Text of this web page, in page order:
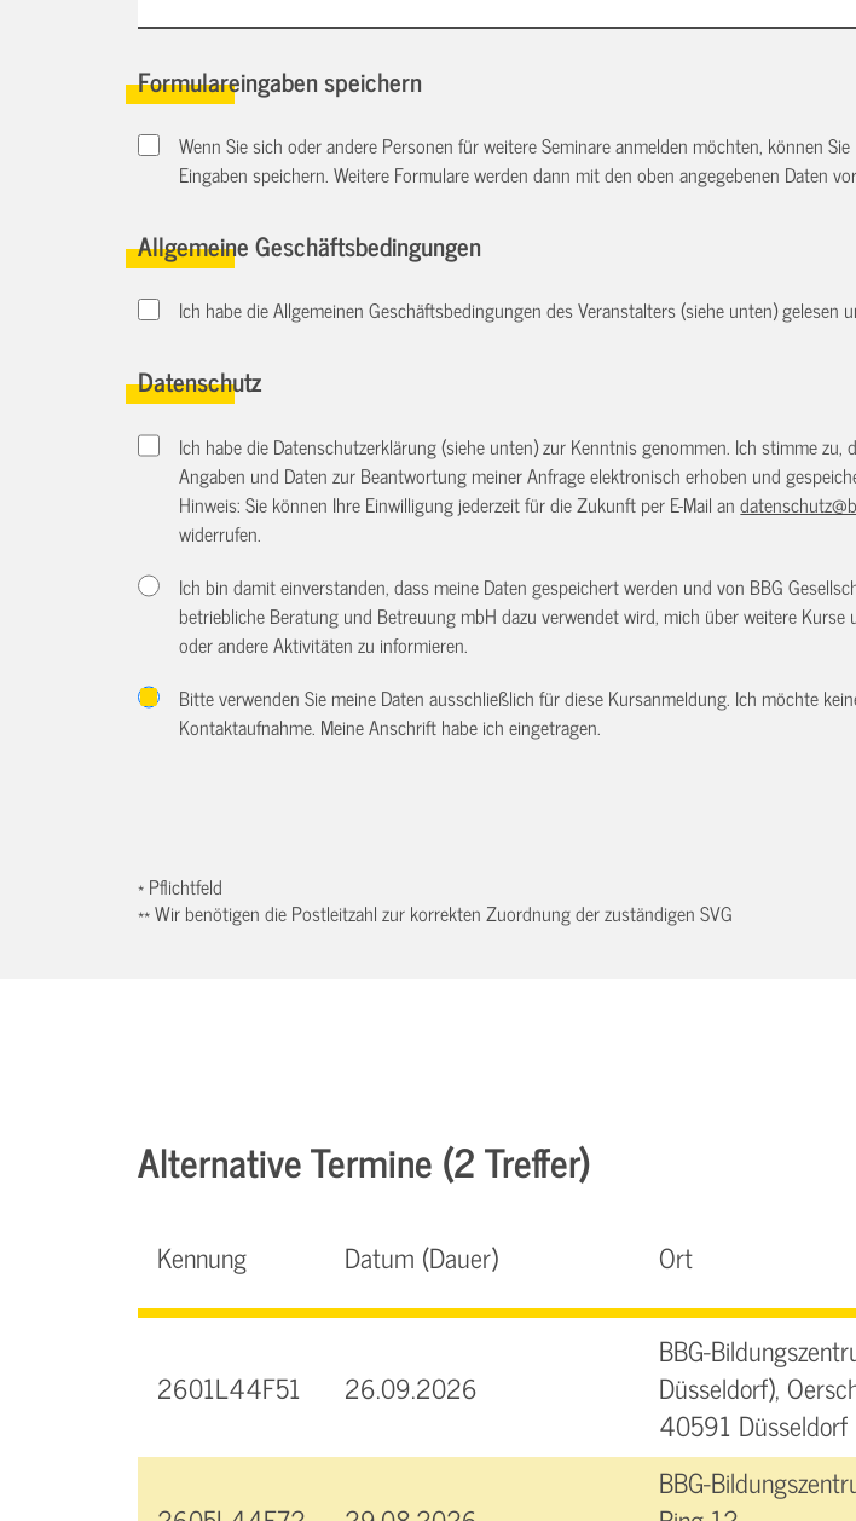
Formulareingaben speichern
Wenn Sie sich oder andere Personen für weitere Seminare anmelden möchten, können
Eingaben speichern. Weitere Formulare werden dann mit den oben angegebenen Daten
Allgemeine Geschäftsbedingungen
Ich habe die Allgemeinen Geschäftsbedingungen des Veranstalters (siehe unten) gelesen
Datenschutz
Ich habe die Datenschutzerklärung (siehe unten) zur Kenntnis genommen. Ich stimme zu,
Angaben und Daten zur Beantwortung meiner Anfrage elektronisch erhoben und
Hinweis: Sie können Ihre Einwilligung jederzeit für die Zukunft per E-Mail an
widerrufen.
Ich bin damit einverstanden, dass meine Daten gespeichert werden und von BBG
betriebliche Beratung und Betreuung mbH dazu verwendet wird, mich über weitere Kurse
oder andere Aktivitäten zu informieren.
Bitte verwenden Sie meine Daten ausschließlich für diese Kursanmeldung. Ich möchte
Kontaktaufnahme. Meine Anschrift habe ich eingetragen.
* Pflichtfeld
** Wir benötigen die Postleitzahl zur korrekten Zuordnung der zuständigen SVG
Alternative Termine (2 Treffer)
Kennung Datum (Dauer) Ort
2601L44F51 26.09.2026
BBG-
Düsseldorf),
40591 Düsseldorf
BBG-